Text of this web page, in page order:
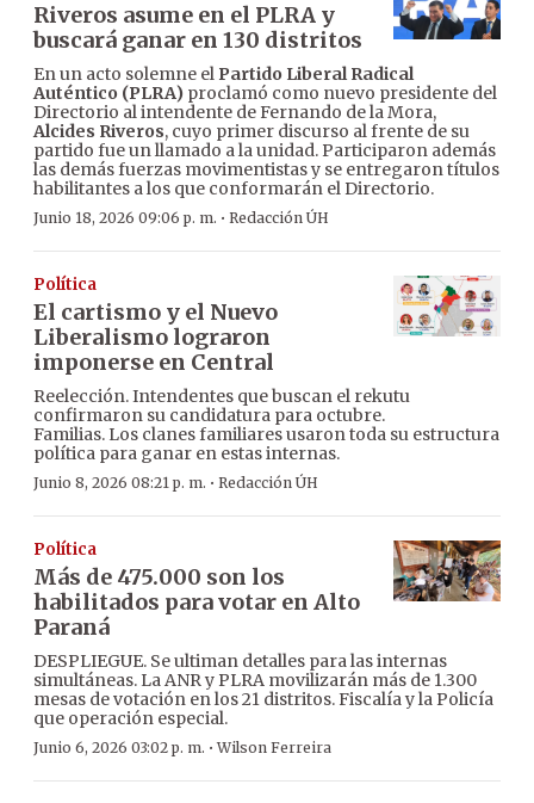
Riveros asume en el PLRA y
buscará ganar en 130 distritos
En un acto solemne el Partido Liberal Radical
Auténtico (PLRA) proclamó como nuevo presidente del
Directorio al intendente de Fernando de la Mora,
Alcides Riveros, cuyo primer discurso al frente de su
partido fue un llamado a la unidad. Participaron además
las demás fuerzas movimentistas y se entregaron títulos
habilitantes a los que conformarán el Directorio.
Junio 18, 2026 09:06 p. m. · Redacción ÚH
Política
El cartismo y el Nuevo
Liberalismo lograron
imponerse en Central
Reelección. Intendentes que buscan el rekutu
confirmaron su candidatura para octubre.
Familias. Los clanes familiares usaron toda su estructura
política para ganar en estas internas.
Junio 8, 2026 08:21 p. m. · Redacción ÚH
Política
Más de 475.000 son los
habilitados para votar en Alto
Paraná
DESPLIEGUE. Se ultiman detalles para las internas
simultáneas. La ANR y PLRA movilizarán más de 1.300
mesas de votación en los 21 distritos. Fiscalía y la Policía
que operación especial.
Junio 6, 2026 03:02 p. m. ·Wilson Ferreira